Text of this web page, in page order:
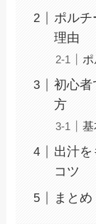
ポルチ
理由
初心者
方
出汁を
コツ
まとめ